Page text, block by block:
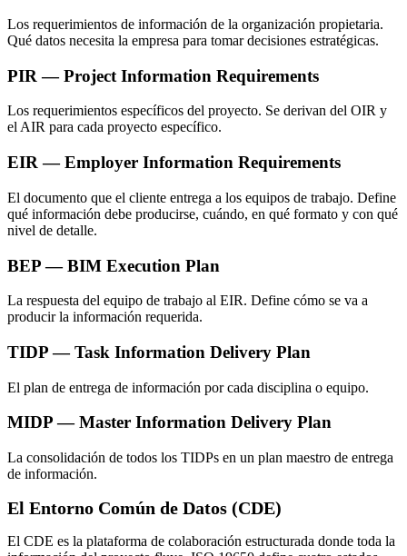
Los requerimientos de información de la organización propietaria.
Qué datos necesita la empresa para tomar decisiones estratégicas.
PIR — Project Information Requirements
Los requerimientos específicos del proyecto. Se derivan del OIR y
el AIR para cada proyecto específico.
EIR — Employer Information Requirements
El documento que el cliente entrega a los equipos de trabajo. Define
qué información debe producirse, cuándo, en qué formato y con qué
nivel de detalle.
BEP — BIM Execution Plan
La respuesta del equipo de trabajo al EIR. Define cómo se va a
producir la información requerida.
TIDP — Task Information Delivery Plan
El plan de entrega de información por cada disciplina o equipo.
MIDP — Master Information Delivery Plan
La consolidación de todos los TIDPs en un plan maestro de entrega
de información.
El Entorno Común de Datos (CDE)
El CDE es la plataforma de colaboración estructurada donde toda la